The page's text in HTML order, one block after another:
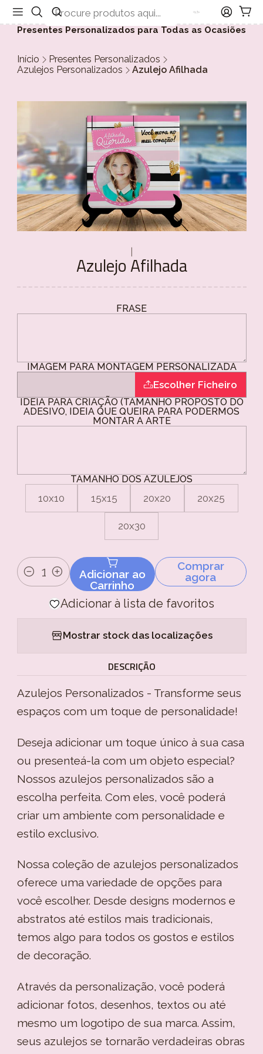
Presentes Personalizados para Todas as Ocasiões
Início
Presentes Personalizados
Azulejos Personalizados
Azulejo Afilhada
Azulejo Afilhada
FRASE
IMAGEM PARA MONTAGEM PERSONALIZADA
Escolher Ficheiro
IDEIA PARA CRIAÇÃO (TAMANHO PROPOSTO DO
ADESIVO, IDEIA QUE QUEIRA PARA PODERMOS
MONTAR A ARTE
TAMANHO DOS AZULEJOS
10x10 15x15 20x20 20x25
20x30
Quantidade
Adicionar ao
Carrinho
Comprar
agora
Adicionar à lista de favoritos
Mostrar stock das localizações
DESCRIÇÃO
Azulejos Personalizados - Transforme seus
espaços com um toque de personalidade!
Deseja adicionar um toque único à sua casa
ou presenteá-la com um objeto especial?
Nossos azulejos personalizados são a
escolha perfeita. Com eles, você poderá
criar um ambiente com personalidade e
estilo exclusivo.
Nossa coleção de azulejos personalizados
oferece uma variedade de opções para
você escolher. Desde designs modernos e
abstratos até estilos mais tradicionais,
temos algo para todos os gostos e estilos
de decoração.
Através da personalização, você poderá
adicionar fotos, desenhos, textos ou até
mesmo um logotipo de sua marca. Assim,
seus azulejos se tornarão verdadeiras obras